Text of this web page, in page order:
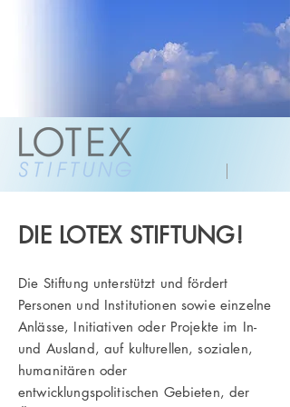
DIE LOTEX STIFTUNG!
Die Stiftung unterstützt und fördert
Personen und Institutionen sowie einzelne
Anlässe, Initiativen oder Projekte im In-
und Ausland, auf kulturellen, sozialen,
humanitären oder
entwicklungspolitischen Gebieten, der